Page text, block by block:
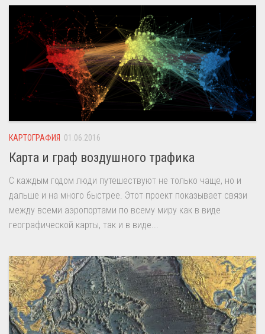
КАРТОГРАФИЯ 01.06.2016
Карта и граф воздушного трафика
С каждым годом люди путешествуют не только чаще, но и
дальше и на много быстрее. Этот проект показывает связи
между всеми аэропортами по всему миру как в виде
географической карты, так и в виде...